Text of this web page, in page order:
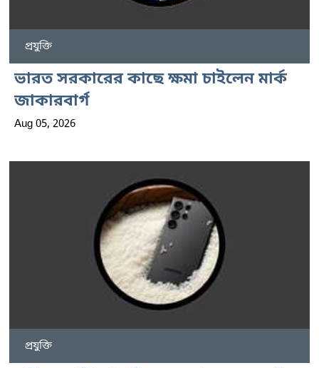
প্রযুক্তি
ভারত সরকারের কাছে ক্ষমা চাইলেন মার্ক
জাকারবার্গ
Aug 05, 2026
প্রযুক্তি